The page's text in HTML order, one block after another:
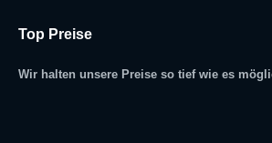
Top Preise
Wir halten unsere Preise so tief wie es